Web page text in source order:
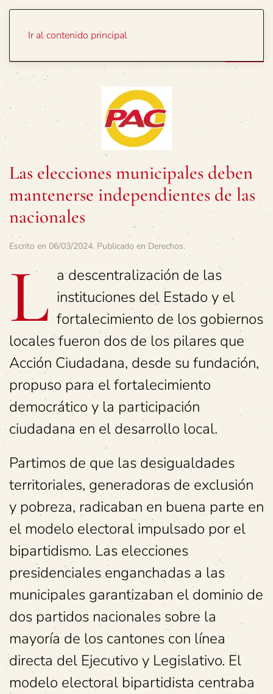
Ir al contenido principal
Las elecciones municipales deben
mantenerse independientes de las
nacionales
Escrito en 06/03/2024. Publicado en Derechos.
L a descentralización de las
instituciones del Estado y el
fortalecimiento de los gobiernos
locales fueron dos de los pilares que
Acción Ciudadana, desde su fundación,
propuso para el fortalecimiento
democrático y la participación
ciudadana en el desarrollo local.
Partimos de que las desigualdades
territoriales, generadoras de exclusión
y pobreza, radicaban en buena parte en
el modelo electoral impulsado por el
bipartidismo. Las elecciones
presidenciales enganchadas a las
municipales garantizaban el dominio de
dos partidos nacionales sobre la
mayoría de los cantones con línea
directa del Ejecutivo y Legislativo. El
modelo electoral bipartidista centraba